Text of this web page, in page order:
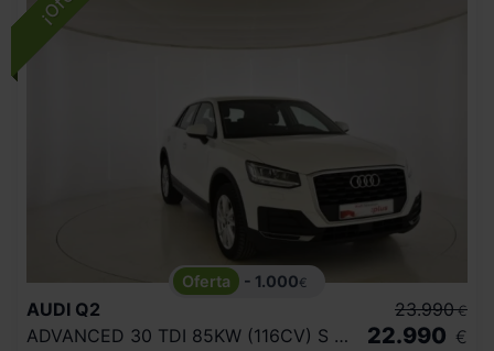
- 1.000€
AUDI Q2
ADVANCED 30 TDI 85KW (116CV) S TRONIC
23.990 €
22.990 €